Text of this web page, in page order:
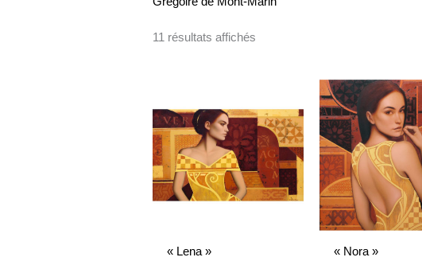
11 résultats affichés
« Lena » « Nora »